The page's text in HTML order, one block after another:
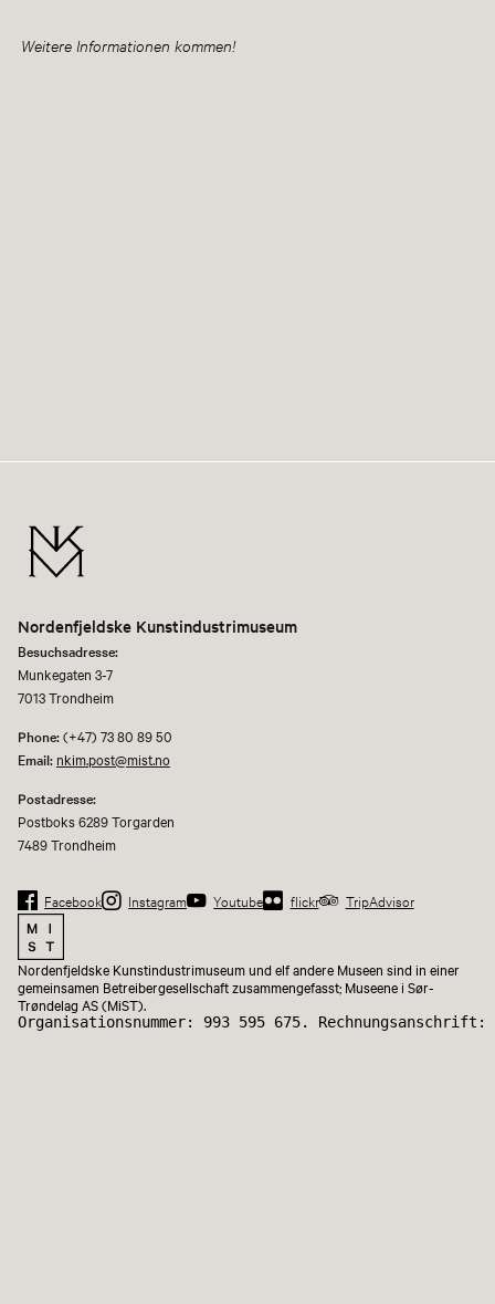
Weitere Informationen kommen!
Nordenfjeldske Kunstindustrimuseum
Besuchsadresse:
Munkegaten 3-7
7013 Trondheim
Phone:(+47) 73 80 89 50
Email: nkim.post@mist.no
Postadresse:
Postboks 6289 Torgarden
7489 Trondheim
Facebook Instagram Youtube flickr TripAdvisor
Nordenfjeldske Kunstindustrimuseum und elf andere Museen sind in einer
gemeinsamen Betreibergesellschaft zusammengefasst; Museene i Sør-
Trøndelag AS (MiST).
Organisationsnummer: 993 595 675.